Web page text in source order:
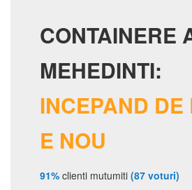
CONTAINERE
MEHEDINTI:
INCEPAND
E NOU
91% clienti mutumiti (87 voturi)